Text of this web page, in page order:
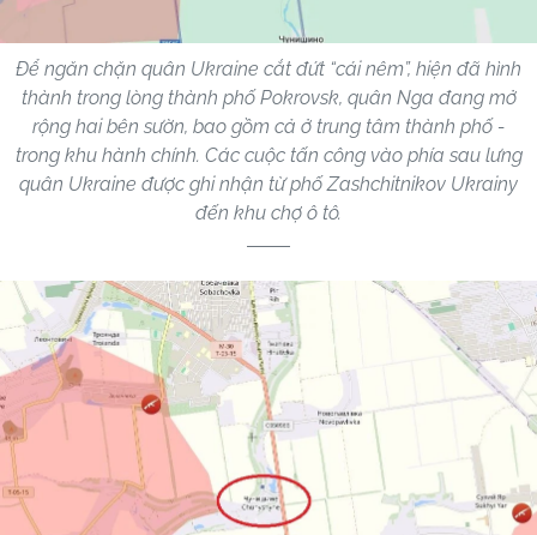
Để ngăn chặn quân Ukraine cắt đứt “cái nêm”, hiện đã hình
thành trong lòng thành phố Pokrovsk, quân Nga đang mở
rộng hai bên sườn, bao gồm cả ở trung tâm thành phố -
trong khu hành chính. Các cuộc tấn công vào phía sau lưng
quân Ukraine được ghi nhận từ phố Zashchitnikov Ukrainy
đến khu chợ ô tô.